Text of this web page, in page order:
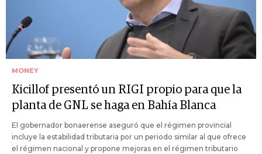
MONEY
Kicillof presentó un RIGI propio para que la
planta de GNL se haga en Bahía Blanca
El gobernador bonaerense aseguró que el régimen provincial
incluye la estabilidad tributaria por un periodo similar al que ofrece
el régimen nacional y propone mejoras en el régimen tributario